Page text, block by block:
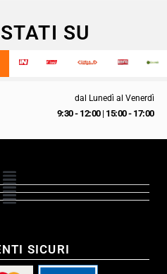
SU
dal Lunedì al Venerdì
9:30 - 12:00| 15:00 - 17:00
SICURI